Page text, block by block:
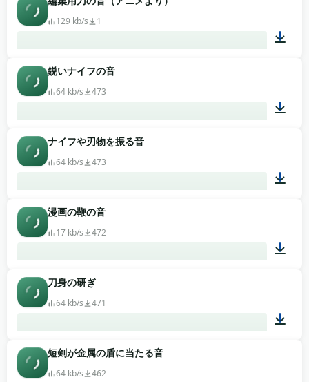
129 kb/s 1
鋭いナイフの音
64 kb/s 473
ナイフや刃物を振る音
64 kb/s 473
漫画の鞭の音
17 kb/s 472
刀身の研ぎ
64 kb/s 471
短剣が金属の盾に当たる音
64 kb/s 462